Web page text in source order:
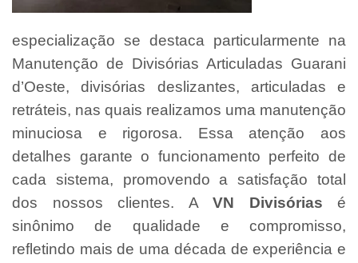
especialização se destaca particularmente na
Manutenção de Divisórias Articuladas Guarani
d’Oeste, divisórias deslizantes, articuladas e
retráteis, nas quais realizamos uma manutenção
minuciosa e rigorosa. Essa atenção aos
detalhes garante o funcionamento perfeito de
cada sistema, promovendo a satisfação total
dos nossos clientes. A VN Divisórias é
sinônimo de qualidade e compromisso,
refletindo mais de uma década de experiência e